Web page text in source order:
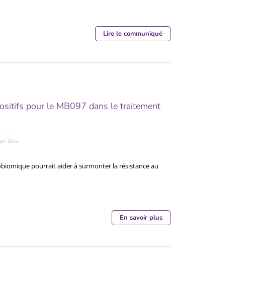
Lire le communiqué
pour le MB097 dans le traitement
être
pourrait aider à surmonter la résistance au
En savoir plus